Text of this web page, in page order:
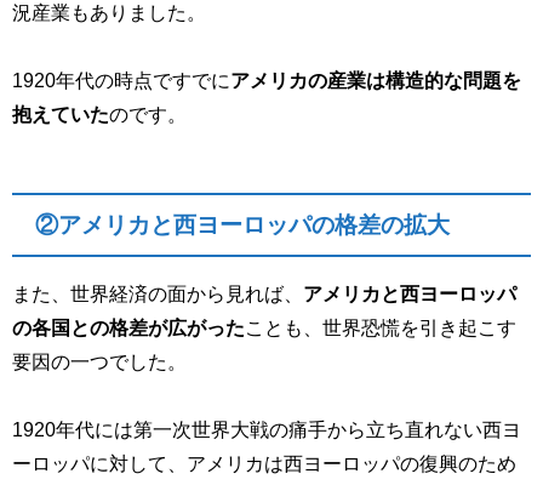
況産業もありました。
1920年代の時点ですでにアメリカの産業は構造的な問題を
抱えていたのです。
②アメリカと西ヨーロッパの格差の拡大
また、世界経済の面から見れば、 アメリカと西ヨーロッパ
の各国との格差が広がった ことも、世界恐慌を引き起こす
要因の一つでした。
1920年代には第一次世界大戦の痛手から立ち直れない西ヨ
ーロッパに対して、アメリカは西ヨーロッパの復興のため